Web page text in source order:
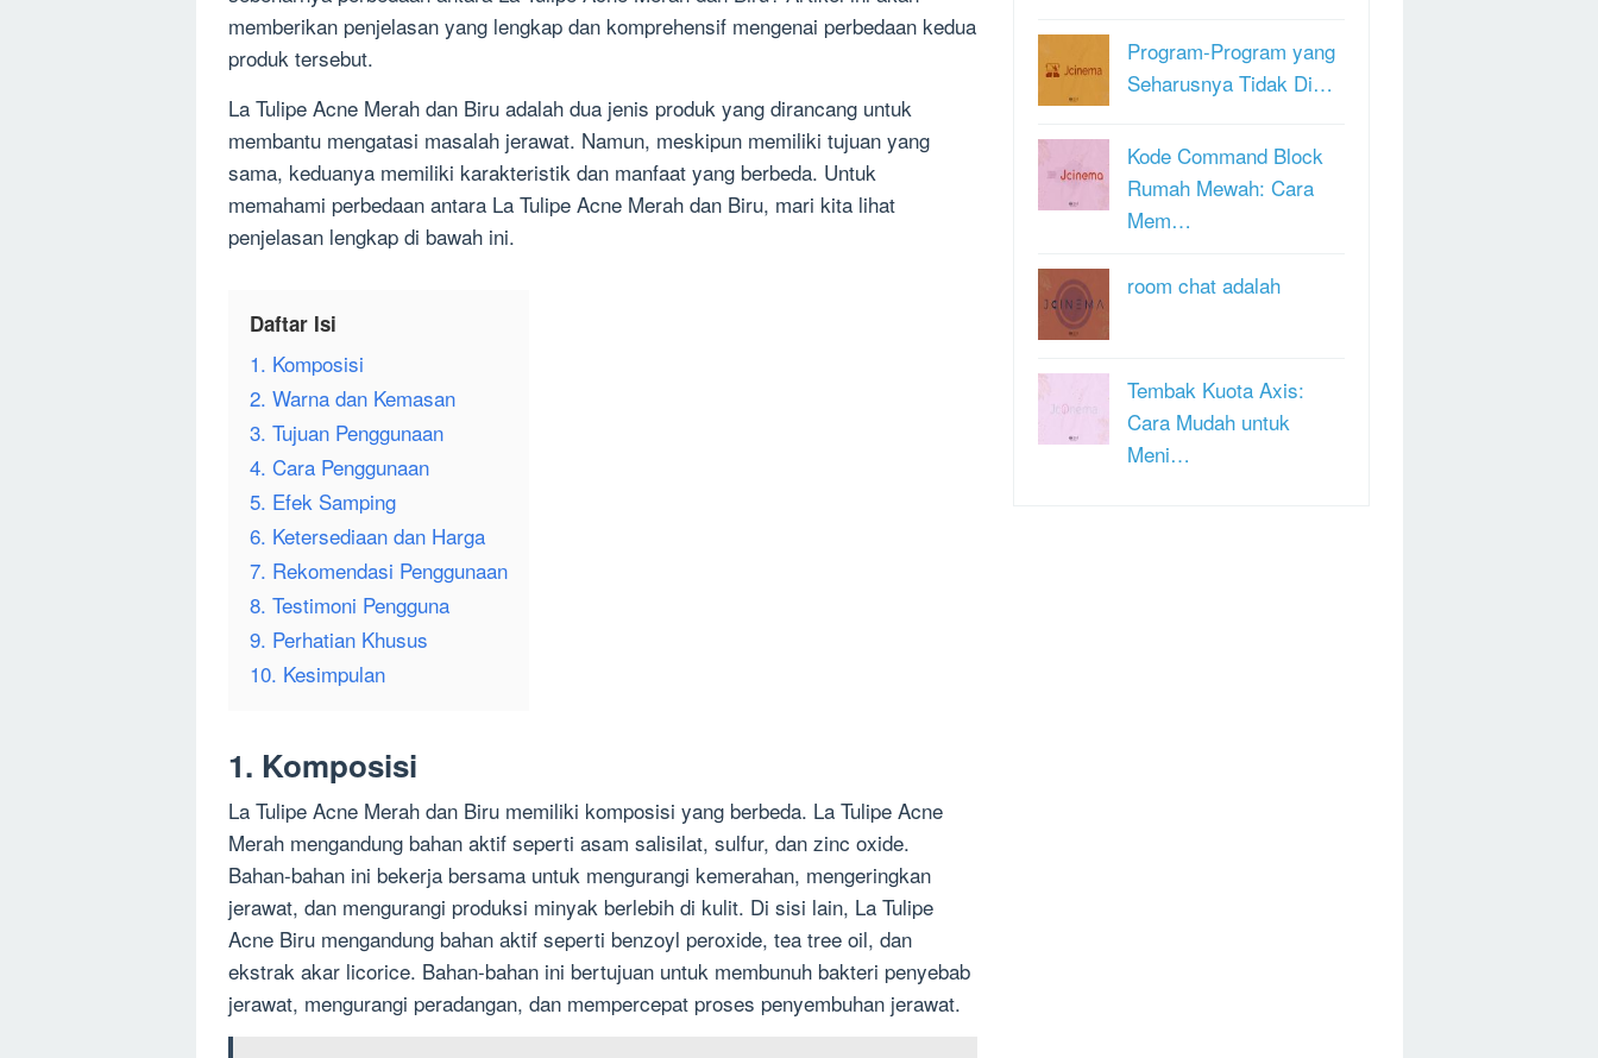
memberikan penjelasan yang lengkap dan komprehensif mengenai perbedaan kedua
produk tersebut.
La Tulipe Acne Merah dan Biru adalah dua jenis produk yang dirancang untuk
membantu mengatasi masalah jerawat. Namun, meskipun memiliki tujuan yang
sama, keduanya memiliki karakteristik dan manfaat yang berbeda. Untuk
memahami perbedaan antara La Tulipe Acne Merah dan Biru, mari kita lihat
penjelasan lengkap di bawah ini.
Daftar Isi
1. Komposisi
2. Warna dan Kemasan
3. Tujuan Penggunaan
4. Cara Penggunaan
5. Efek Samping
6. Ketersediaan dan Harga
7. Rekomendasi Penggunaan
8. Testimoni Pengguna
9. Perhatian Khusus
10. Kesimpulan
1. Komposisi
La Tulipe Acne Merah dan Biru memiliki komposisi yang berbeda. La Tulipe Acne
Merah mengandung bahan aktif seperti asam salisilat, sulfur, dan zinc oxide.
Bahan-bahan ini bekerja bersama untuk mengurangi kemerahan, mengeringkan
jerawat, dan mengurangi produksi minyak berlebih di kulit. Di sisi lain, La Tulipe
Acne Biru mengandung bahan aktif seperti benzoyl peroxide, tea tree oil, dan
ekstrak akar licorice. Bahan-bahan ini bertujuan untuk membunuh bakteri penyebab
jerawat, mengurangi peradangan, dan mempercepat proses penyembuhan jerawat.
Program-Program yang
Seharusnya Tidak Di…
Kode Command Block
Rumah Mewah: Cara
Mem…
room chat adalah
Tembak Kuota Axis:
Cara Mudah untuk
Meni…